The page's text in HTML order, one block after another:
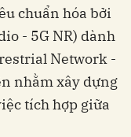
chuẩn hóa bởi
- 5G NR) dành
Network -
nhằm xây dựng
tích hợp giữa